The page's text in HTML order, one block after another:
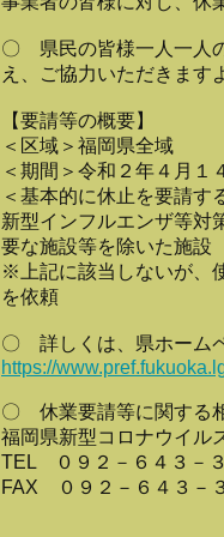
〇 県民の皆様一人一人
え、ご協力いただきます
【要請等の概要】
＜区域＞福岡県全域
＜期間＞令和２年４月１
＜基本的に休止を要請す
新型インフルエンザ等対
要な施設等を除いた施設
※上記に該当しないが、
を依頼
〇 詳しくは、県ホーム
https://
〇 休業要請等に関する
福岡県新型コロナウイル
TEL ０９２－６４３－
FAX ０９２－６４３－